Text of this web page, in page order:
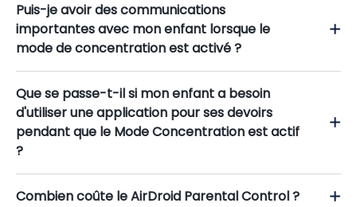
Puis-je avoir des communications
importantes avec mon enfant lorsque le
mode de concentration est activé ?
Que se passe-t-il si mon enfant a besoin
d'utiliser une application pour ses devoirs
pendant que le Mode Concentration est actif
?
Combien coûte le AirDroid Parental Control ?